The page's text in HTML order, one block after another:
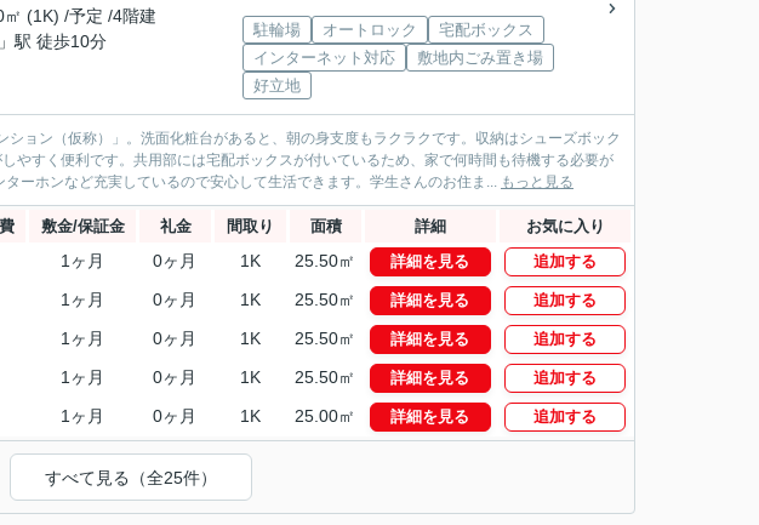
(1K) /予定 /4階建
」駅 徒歩10分
駐輪場 オートロック
宅配ボックス
インターネット対応
敷地内ごみ置き場
好立地
ョン（仮称）」。洗面化粧台があると、朝の身支度もラクラクです。収納はシューズボック
やすく便利です。共用部には宅配ボックスが付いているため、家で何時間も待機する必要が
ーホンなど充実しているので安心して生活できます。学生さんのお住ま... もっと見る
敷金/保証金 礼金 間取り 面積 詳細 お気に入り
1ヶ月 0ヶ月 1K 25.50㎡ 詳細を見る 追加する
1ヶ月 0ヶ月 1K 25.50㎡ 詳細を見る 追加する
1ヶ月 0ヶ月 1K 25.50㎡ 詳細を見る 追加する
1ヶ月 0ヶ月 1K 25.50㎡ 詳細を見る 追加する
1ヶ月 0ヶ月 1K 25.00㎡ 詳細を見る 追加する
すべて見る（全25件）